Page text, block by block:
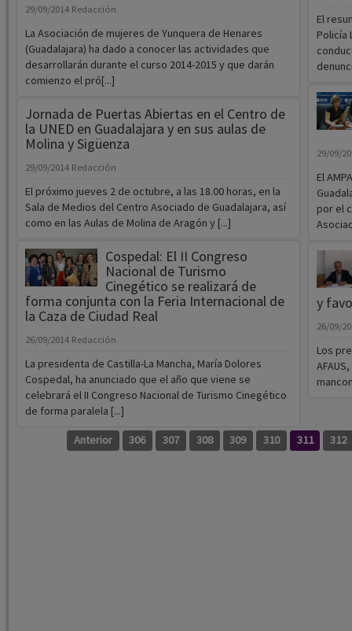
29/09/2014 Redacción
La Asociación de mujeres de Yunquera de Henares
(Guadalajara) ha dado a conocer las actividades que
desarrollarán durante el curso 2014-2015 y que darán
comienzo el pró[...]
Jornada de Puertas Abiertas en el Centro de
la UNED en Guadalajara y en sus aulas de
Molina y Sigüenza
29/09/2014 Redacción
El próximo jueves 2 de octubre, a las 18.00 horas, en la
Sala de Medios del Centro Asociado de Guadalajara, así
como en las Aulas de Molina de Aragón y [...]
Cospedal: El II Congreso
Nacional de Turismo
Cinegético se realizará de
forma conjunta con la Feria Internacional de
la Caza de Ciudad Real
26/09/2014 Redacción
La presidenta de Castilla-La Mancha, María Dolores
Cospedal, ha anunciado que el año que viene se
celebrará el II Congreso Nacional de Turismo Cinegético
de forma paralela [...]
El
Policía
29/09/
El
por el
y
26/09/
Los
Anterior 306 307 308 309 310 311 312